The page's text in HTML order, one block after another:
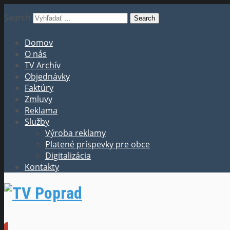
Search
Domov
O nás
TV Archív
Objednávky
Faktúry
Zmluvy
Reklama
Služby
Výroba reklamy
Platené príspevky pre obce
Digitalizácia
Kontakty